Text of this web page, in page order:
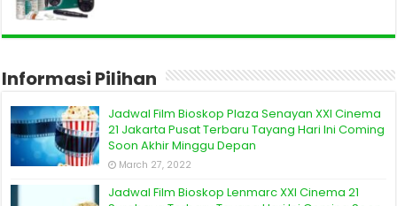
Informasi Pilihan
Jadwal Film Bioskop Plaza Senayan XXI Cinema
21 Jakarta Pusat Terbaru Tayang Hari Ini Coming
Soon Akhir Minggu Depan
March 27, 2022
Jadwal Film Bioskop Lenmarc XXI Cinema 21